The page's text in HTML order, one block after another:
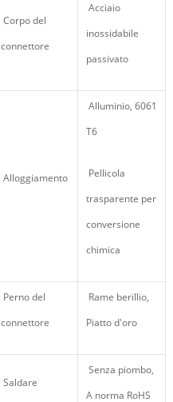
Corpo del
connettore
Acciaio
inossidabile
passivato
Alloggiamento
Alluminio, 6061
T6
Pellicola
trasparente per
conversione
chimica
Perno del
connettore
Rame berillio,
Piatto d'oro
Saldare
Senza piombo,
A norma RoHS